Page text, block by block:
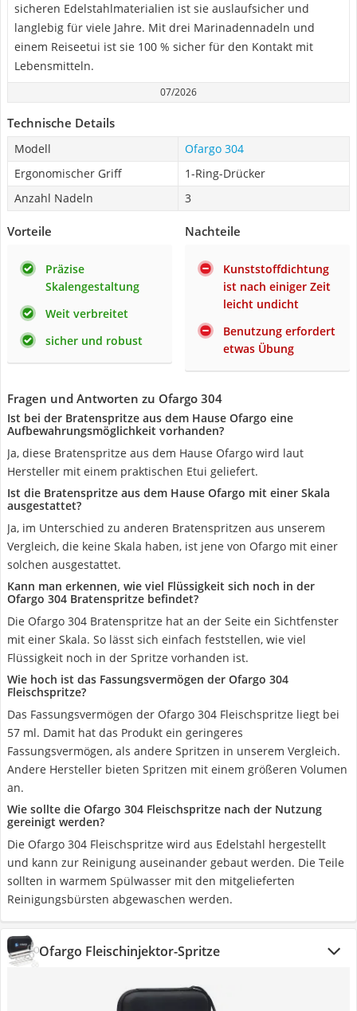
sicheren Edelstahlmaterialien ist sie auslaufsicher und
langlebig für viele Jahre. Mit drei Marinadennadeln und
einem Reiseetui ist sie 100 % sicher für den Kontakt mit
Lebensmitteln.
07/2026
Technische Details
Modell
Ofargo 304
Ergonomischer Griff
1-Ring-Drücker
Anzahl Nadeln
3
Vorteile
Präzise
Skalengestaltung
Weit verbreitet
sicher und robust
Nachteile
Kunststoffdichtung
ist nach einiger Zeit
leicht undicht
Benutzung erfordert
etwas Übung
Fragen und Antworten zu Ofargo 304
Ist bei der Bratenspritze aus dem Hause Ofargo eine
Aufbewahrungsmöglichkeit vorhanden?
Ja, diese Bratenspritze aus dem Hause Ofargo wird laut
Hersteller mit einem praktischen Etui geliefert.
Ist die Bratenspritze aus dem Hause Ofargo mit einer Skala
ausgestattet?
Ja, im Unterschied zu anderen Bratenspritzen aus unserem
Vergleich, die keine Skala haben, ist jene von Ofargo mit einer
solchen ausgestattet.
Kann man erkennen, wie viel Flüssigkeit sich noch in der
Ofargo 304 Bratenspritze befindet?
Die Ofargo 304 Bratenspritze hat an der Seite ein Sichtfenster
mit einer Skala. So lässt sich einfach feststellen, wie viel
Flüssigkeit noch in der Spritze vorhanden ist.
Wie hoch ist das Fassungsvermögen der Ofargo 304
Fleischspritze?
Das Fassungsvermögen der Ofargo 304 Fleischspritze liegt bei
57 ml. Damit hat das Produkt ein geringeres
Fassungsvermögen, als andere Spritzen in unserem Vergleich.
Andere Hersteller bieten Spritzen mit einem größeren Volumen
an.
Wie sollte die Ofargo 304 Fleischspritze nach der Nutzung
gereinigt werden?
Die Ofargo 304 Fleischspritze wird aus Edelstahl hergestellt
und kann zur Reinigung auseinander gebaut werden. Die Teile
sollten in warmem Spülwasser mit den mitgelieferten
Reinigungsbürsten abgewaschen werden.
Ofargo Fleischinjektor-Spritze